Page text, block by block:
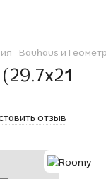
Bauhaus и
отзыв